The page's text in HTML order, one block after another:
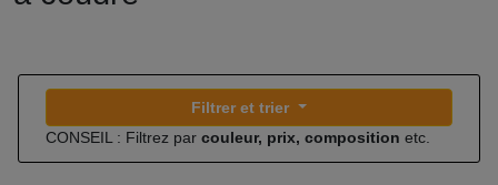
Filtrer et trier
CONSEIL : Filtrez par couleur, prix, composition etc.